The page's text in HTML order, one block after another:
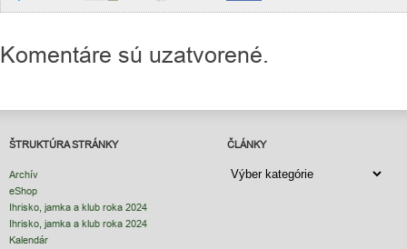
Komentáre sú uzatvorené.
ŠTRUKTÚRA STRÁNKY
Archív
eShop
Ihrisko, jamka a klub roka 2024
Ihrisko, jamka a klub roka 2024
Kalendár
ČLÁNKY
ČLÁNKY